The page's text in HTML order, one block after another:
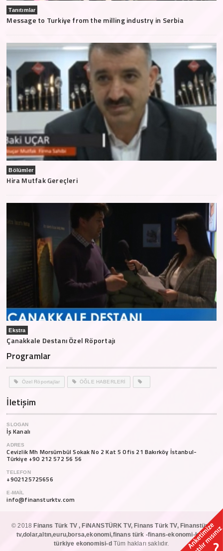
Tanıtımlar
Message to Turkiye from the milling industry in Serbia
Bölümler
Hira Mutfak Gereçleri
Ekstra
Çanakkale Destanı Özel Röportajı
Programlar
Özel Röportajlar ÖĞLE HABERLERİ
İletişim
SLOGAN
İş Kanalı
ADRES
Cevizlik Mh Morsümbül Sokak No 2 Kat 5 Ofis 21 Bakırköy İstanbul-
Türkiye +90 212 572 56 56
TELEFON
+902125725656
E-MAIL
info@finansturktv.com
© 2018 Finans Türk TV , FiNANSTÜRK TV, Finans Türk TV, Finanstürk
tv,dolar,altın,euru,borsa,ekonomi,finans türk -finans-ekonomi-kur-
türkiye ekonomisi-d Tüm hakları saklıdır.